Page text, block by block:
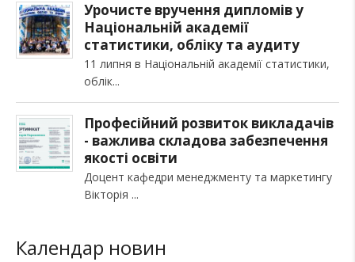
Урочисте вручення дипломів у
Національній академії
статистики, обліку та аудиту
11 липня в Національній академії статистики,
облік
Професійний розвиток викладачів
- важлива складова забезпечення
якості освіти
Доцент кафедри менеджменту та маркетингу
Вікторія
Календар новин